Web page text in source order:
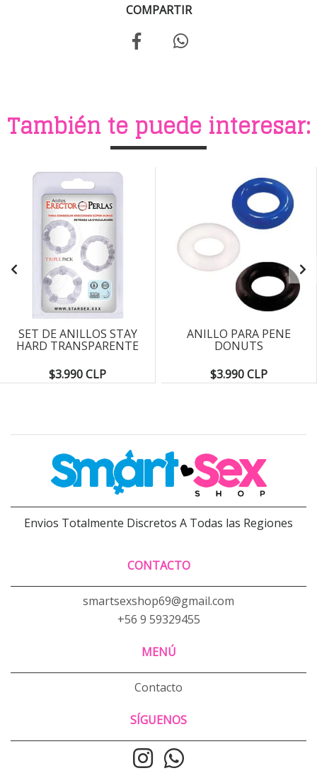
COMPARTIR
También te puede interesar:
SET DE ANILLOS STAY
HARD TRANSPARENTE
$3.990 CLP
ANILLO PARA PENE
DONUTS
$3.990 CLP
Envios Totalmente Discretos A Todas las Regiones
CONTACTO
smartsexshop69@gmail.com
+56 9 59329455
MENÚ
Contacto
SÍGUENOS